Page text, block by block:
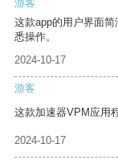
游客
这款app的用户界面
悉操作。
2024-10-17
游客
这款加速器VPM应用
2024-10-17